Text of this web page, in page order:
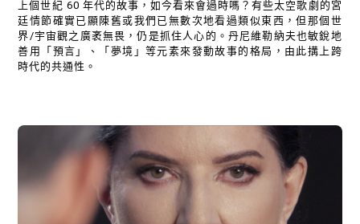
上個世紀 60 年代的故事，如今看來會過時嗎？有些太空歌劇的宮
廷情節確實已顯陳舊或我們已無數次地看過類似東西，但那個世
界/宇宙觀之廣袤無畏，仍是抓住人心的。丹尼維勒納夫也敏銳地
善用「預言」、「夢境」等元素來發動故事的格局，由此搆上跨
時代的共通性。
關閉